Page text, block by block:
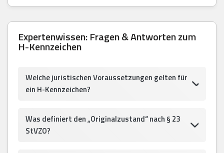
Expertenwissen: Fragen & Antworten zum
H-Kennzeichen
Welche juristischen Voraussetzungen gelten für
ein H-Kennzeichen?
Was definiert den „Originalzustand“ nach § 23
StVZO?